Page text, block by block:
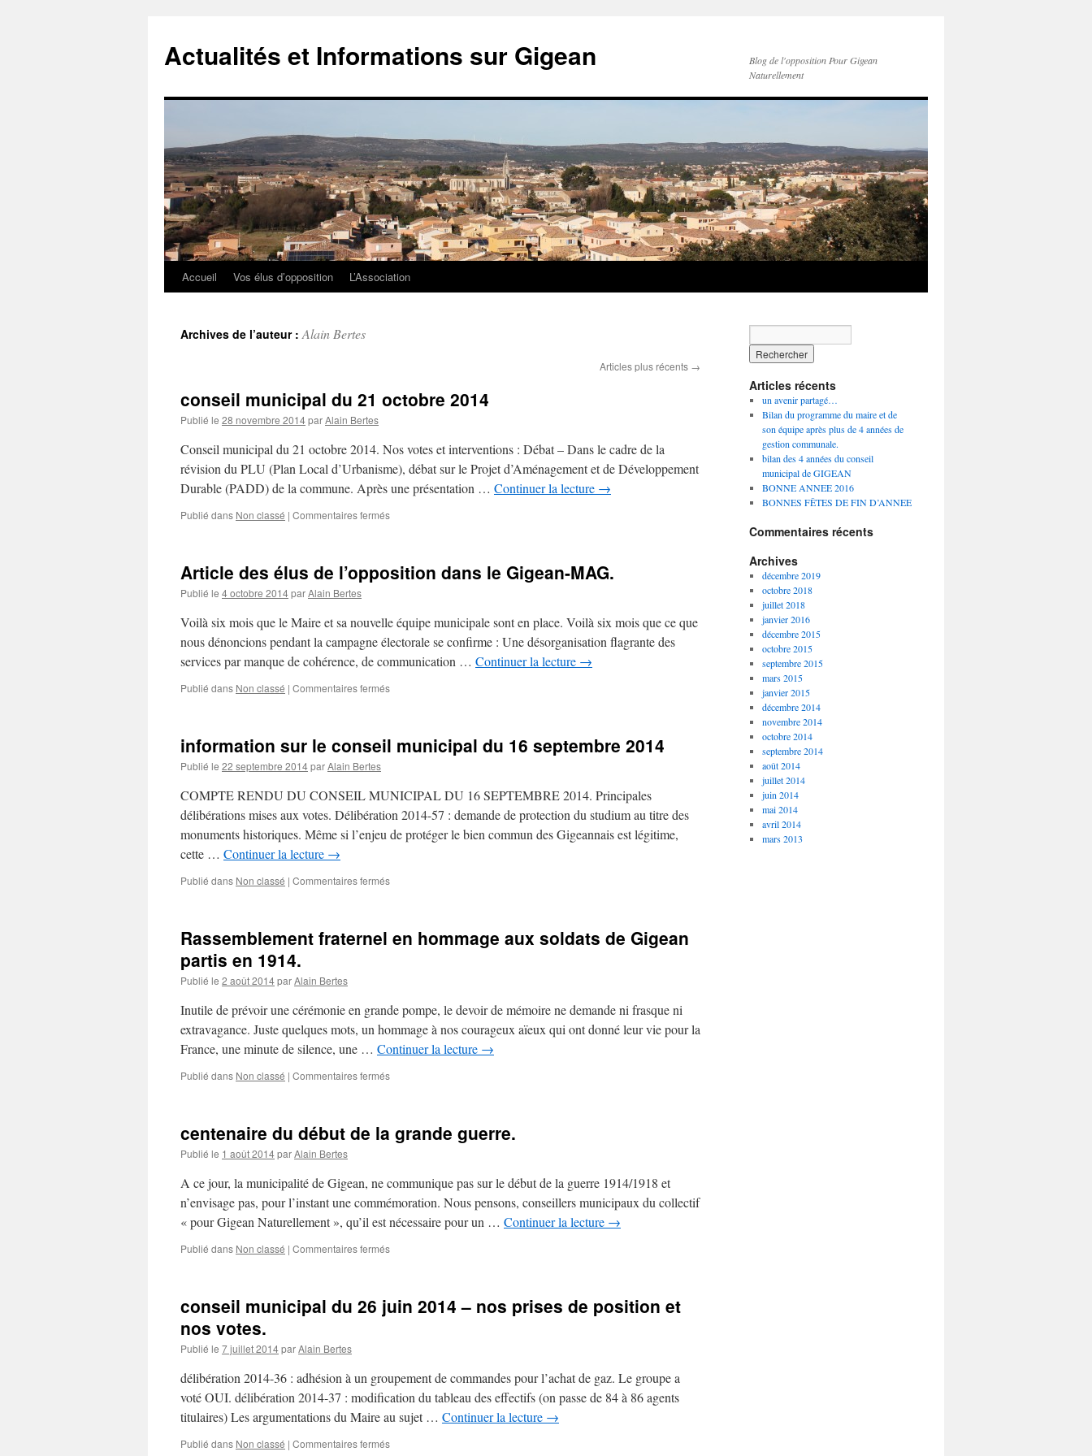
Actualités et Informations sur Gigean
Blog de l'opposition Pour Gigean
Naturellement
Aller
contenu
Accueil Vos élus d’opposition L’Association
Archives de l’auteur :Alain Bertes
Articles plus récents →
conseil municipal du 21 octobre 2014
Publié le 28 novembre 2014parAlain Bertes
Conseil municipal du 21 octobre 2014. Nos votes et interventions : Débat – Dans le cadre de la
révision du PLU (Plan Local d’Urbanisme), débat sur le Projet d’Aménagement et de Développement
Durable (PADD) de la commune. Après une présentation … Continuer la lecture →
Publié dans Non classé | Commentaires fermés
21
Article des élus de l’opposition dans le Gigean-MAG.
Publié le 4 octobre 2014parAlain Bertes
Voilà six mois que le Maire et sa nouvelle équipe municipale sont en place. Voilà six mois que ce que
nous dénoncions pendant la campagne électorale se confirme : Une désorganisation flagrante des
services par manque de cohérence, de communication … Continuer la lecture →
Publié dans Non classé | Commentaires fermés
de
le
Gigean-
MAG.
information sur le conseil municipal du 16 septembre 2014
Publié le 22 septembre 2014parAlain Bertes
COMPTE RENDU DU CONSEIL MUNICIPAL DU 16 SEPTEMBRE 2014. Principales
délibérations mises aux votes. Délibération 2014-57 : demande de protection du studium au titre des
monuments historiques. Même si l’enjeu de protéger le bien commun des Gigeannais est légitime,
cette … Continuer la lecture →
Publié dans Non classé | Commentaires fermés
conseil
2014
Rassemblement fraternel en hommage aux soldats de Gigean
partis en 1914.
Publié le 2 août 2014parAlain Bertes
Inutile de prévoir une cérémonie en grande pompe, le devoir de mémoire ne demande ni frasque ni
extravagance. Juste quelques mots, un hommage à nos courageux aïeux qui ont donné leur vie pour la
France, une minute de silence, une … Continuer la lecture →
Publié dans Non classé | Commentaires fermés
hommage
Gigean
partis
en
centenaire du début de la grande guerre.
Publié le 1 août 2014parAlain Bertes
A ce jour, la municipalité de Gigean, ne communique pas sur le début de la guerre 1914/1918 et
n’envisage pas, pour l’instant une commémoration. Nous pensons, conseillers municipaux du collectif
« pour Gigean Naturellement », qu’il est nécessaire pour un … Continuer la lecture →
Publié dans Non classé | Commentaires fermés
de
conseil municipal du 26 juin 2014 – nos prises de position et
nos votes.
Publié le 7 juillet 2014parAlain Bertes
délibération 2014-36 : adhésion à un groupement de commandes pour l’achat de gaz. Le groupe a
voté OUI. délibération 2014-37 : modification du tableau des effectifs (on passe de 84 à 86 agents
titulaires) Les argumentations du Maire au sujet … Continuer la lecture →
Publié dans Non classé | Commentaires fermés
Articles récents
un avenir partagé…
Bilan du programme du maire et de
son équipe après plus de 4 années de
gestion communale.
bilan des 4 années du conseil
municipal de GIGEAN
BONNE ANNEE 2016
BONNES FÊTES DE FIN D’ANNEE
Commentaires récents
Archives
décembre 2019
octobre 2018
juillet 2018
janvier 2016
décembre 2015
octobre 2015
septembre 2015
mars 2015
janvier 2015
décembre 2014
novembre 2014
octobre 2014
septembre 2014
août 2014
juillet 2014
juin 2014
mai 2014
avril 2014
mars 2013